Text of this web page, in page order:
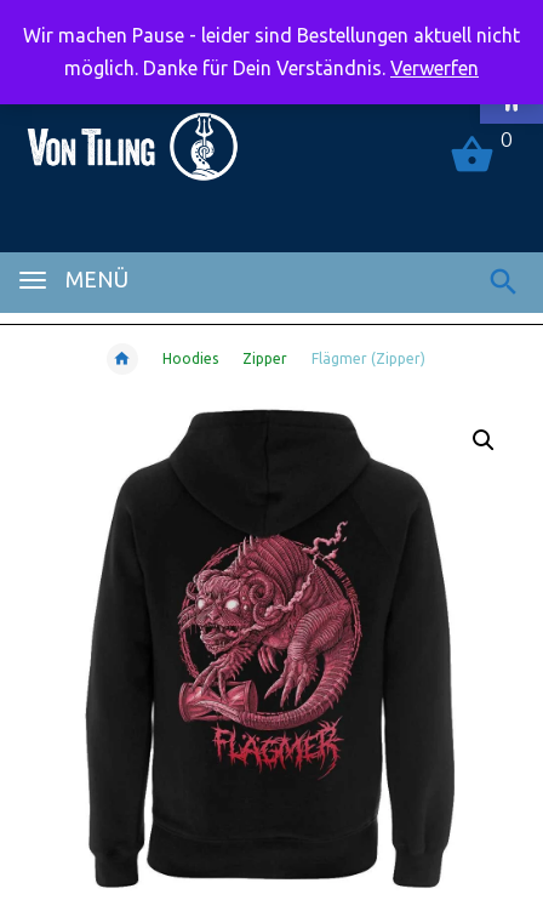
MENÜ
0
Hoodies Zipper Flägmer (Zipper)
Wir machen Pause - leider sind Bestellungen aktuell nicht
möglich. Danke für Dein Verständnis. Verwerfen